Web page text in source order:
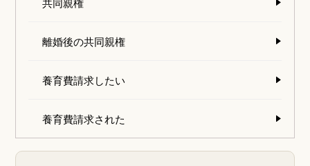
離婚後の共同親権
養育費請求したい
養育費請求された